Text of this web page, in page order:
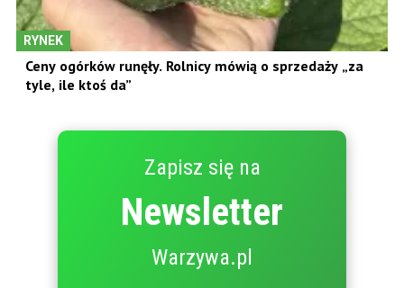
RYNEK
Ceny ogórków runęły. Rolnicy mówią o sprzedaży „za
tyle, ile ktoś da”
Zapisz się na
Newsletter
Warzywa.pl